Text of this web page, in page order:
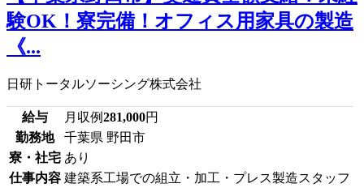
験OK！寮完備！オフィス用家具の製造
《...
日研トータルソーシング株式会社
給与 月収例281,000円
勤務地
千葉県 野田市
寮・社宅 あり
仕事内容 建築系工場での組立・加工・プレス製造スタッフ